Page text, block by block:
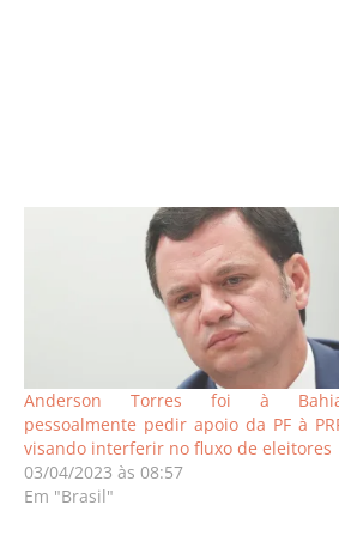
Anderson Torres foi à
pessoalmente pedir apoio da PF à
visando interferir no fluxo de eleitores
03/04/2023 às 08:57
Em "Brasil"